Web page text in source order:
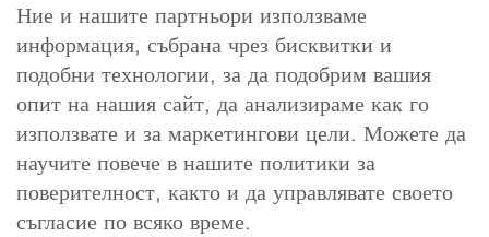
За контакт
info@cosori.bg
0898 396 966
Работно време
Ние и нашите партньори използваме
информация, събрана чрез бисквитки и
подобни технологии, за да подобрим вашия
опит на нашия сайт, да анализираме как го
използвате и за маркетингови цели. Можете да
научите повече в нашите политики за
поверителност, както и да управлявате своето
съгласие по всяко време.